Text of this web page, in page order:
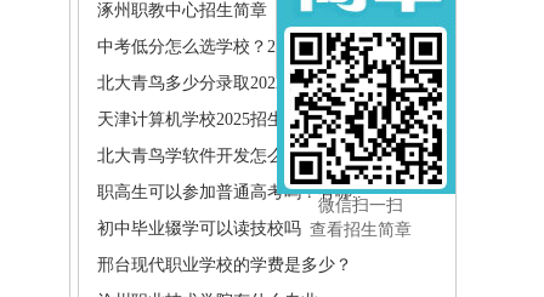
涿州职教中心招生简章
中考低分怎么选学校？2026年最新..
北大青鸟多少分录取2022
天津计算机学校2025招生简章
北大青鸟学软件开发怎么样?北大青..
职高生可以参加普通高考吗？有哪..
初中毕业辍学可以读技校吗
邢台现代职业学校的学费是多少？
微信扫一扫
查看招生简章